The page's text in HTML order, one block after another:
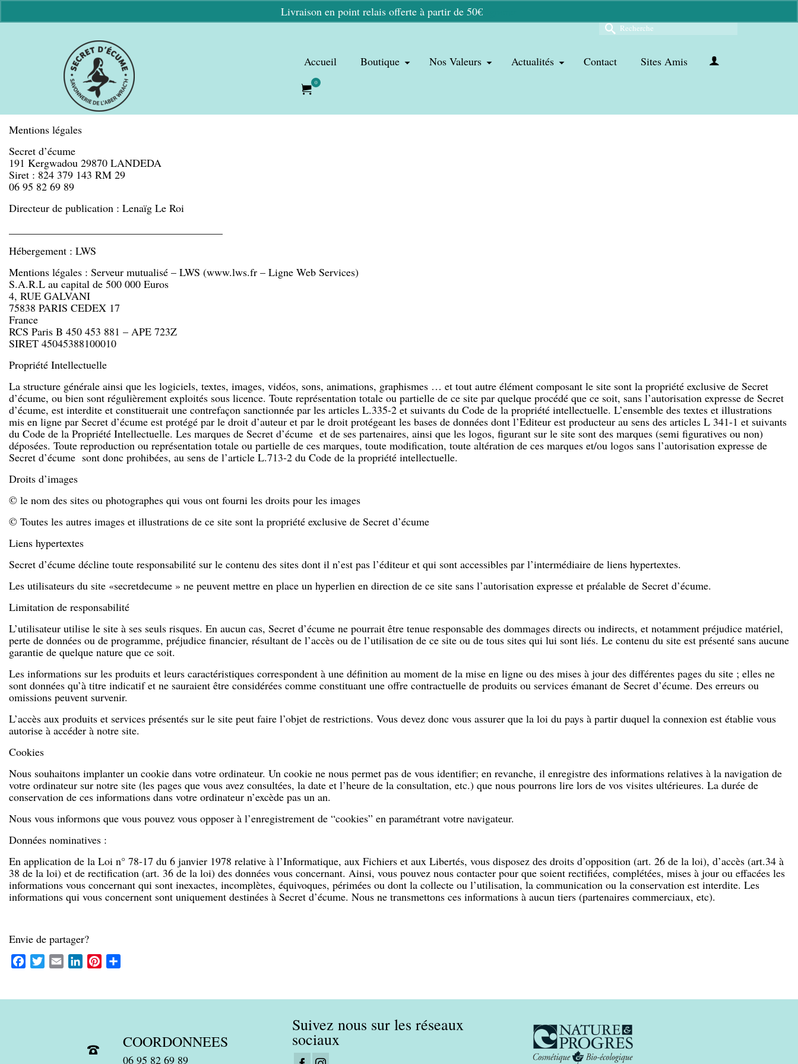
Livraison en point relais offerte à partir de 50€
Rechercher :
Accueil Boutique Nos Valeurs Actualités Contact Sites Amis
0
Mentions légales
Secret d’écume
191 Kergwadou 29870 LANDEDA
Siret : 824 379 143 RM 29
06 95 82 69 89
Directeur de publication : Lenaïg Le Roi
Hébergement : LWS
Mentions légales : Serveur mutualisé – LWS (www.lws.fr – Ligne Web Services)
S.A.R.L au capital de 500 000 Euros
4, RUE GALVANI
75838 PARIS CEDEX 17
France
RCS Paris B 450 453 881 – APE 723Z
SIRET 45045388100010
Propriété Intellectuelle
La structure générale ainsi que les logiciels, textes, images, vidéos, sons, animations, graphismes … et tout autre élément composant le site sont la propriété exclusive de Secret
d’écume, ou bien sont régulièrement exploités sous licence. Toute représentation totale ou partielle de ce site par quelque procédé que ce soit, sans l’autorisation expresse de Secret
d’écume, est interdite et constituerait une contrefaçon sanctionnée par les articles L.335-2 et suivants du Code de la propriété intellectuelle. L’ensemble des textes et illustrations
mis en ligne par Secret d’écume est protégé par le droit d’auteur et par le droit protégeant les bases de données dont l’Editeur est producteur au sens des articles L 341-1 et suivants
du Code de la Propriété Intellectuelle. Les marques de Secret d’écume et de ses partenaires, ainsi que les logos, figurant sur le site sont des marques (semi figuratives ou non)
déposées. Toute reproduction ou représentation totale ou partielle de ces marques, toute modification, toute altération de ces marques et/ou logos sans l’autorisation expresse de
Secret d’écume sont donc prohibées, au sens de l’article L.713-2 du Code de la propriété intellectuelle.
Droits d’images
© le nom des sites ou photographes qui vous ont fourni les droits pour les images
© Toutes les autres images et illustrations de ce site sont la propriété exclusive de Secret d’écume
Liens hypertextes
Secret d’écume décline toute responsabilité sur le contenu des sites dont il n’est pas l’éditeur et qui sont accessibles par l’intermédiaire de liens hypertextes.
Les utilisateurs du site «secretdecume » ne peuvent mettre en place un hyperlien en direction de ce site sans l’autorisation expresse et préalable de Secret d’écume.
Limitation de responsabilité
L’utilisateur utilise le site à ses seuls risques. En aucun cas, Secret d’écume ne pourrait être tenue responsable des dommages directs ou indirects, et notamment préjudice matériel,
perte de données ou de programme, préjudice financier, résultant de l’accès ou de l’utilisation de ce site ou de tous sites qui lui sont liés. Le contenu du site est présenté sans aucune
garantie de quelque nature que ce soit.
Les informations sur les produits et leurs caractéristiques correspondent à une définition au moment de la mise en ligne ou des mises à jour des différentes pages du site ; elles ne
sont données qu’à titre indicatif et ne sauraient être considérées comme constituant une offre contractuelle de produits ou services émanant de Secret d’écume. Des erreurs ou
omissions peuvent survenir.
L’accès aux produits et services présentés sur le site peut faire l’objet de restrictions. Vous devez donc vous assurer que la loi du pays à partir duquel la connexion est établie vous
autorise à accéder à notre site.
Cookies
Nous souhaitons implanter un cookie dans votre ordinateur. Un cookie ne nous permet pas de vous identifier; en revanche, il enregistre des informations relatives à la navigation de
votre ordinateur sur notre site (les pages que vous avez consultées, la date et l’heure de la consultation, etc.) que nous pourrons lire lors de vos visites ultérieures. La durée de
conservation de ces informations dans votre ordinateur n’excède pas un an.
Nous vous informons que vous pouvez vous opposer à l’enregistrement de “cookies” en paramétrant votre navigateur.
Données nominatives :
En application de la Loi n° 78-17 du 6 janvier 1978 relative à l’Informatique, aux Fichiers et aux Libertés, vous disposez des droits d’opposition (art. 26 de la loi), d’accès (art.34 à
38 de la loi) et de rectification (art. 36 de la loi) des données vous concernant. Ainsi, vous pouvez nous contacter pour que soient rectifiées, complétées, mises à jour ou effacées les
informations vous concernant qui sont inexactes, incomplètes, équivoques, périmées ou dont la collecte ou l’utilisation, la communication ou la conservation est interdite. Les
informations qui vous concernent sont uniquement destinées à Secret d’écume. Nous ne transmettons ces informations à aucun tiers (partenaires commerciaux, etc).
Envie de partager?
Facebook
Twitter Email LinkedInPinterest
COORDONNEES
06 95 82 69 89
Suivez nous sur les réseaux
sociaux